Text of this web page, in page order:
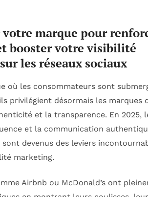
marque pour
booster votre visibilité
les réseaux sociaux
où les consommateurs sont
privilégient désormais les marques
et la transparence. En 2025,
et la communication
sont devenus des leviers
marketing.
Airbnb ou McDonald’s ont